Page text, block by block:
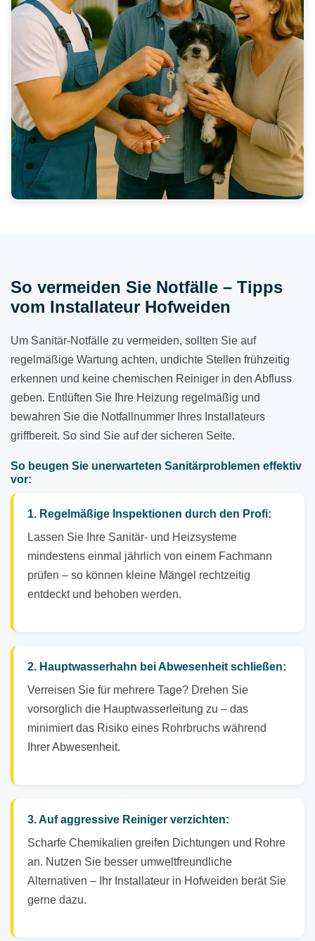
So vermeiden Sie Notfälle – Tipps
vom Installateur Hofweiden
Um Sanitär-Notfälle zu vermeiden, sollten Sie auf
regelmäßige Wartung achten, undichte Stellen frühzeitig
erkennen und keine chemischen Reiniger in den Abfluss
geben. Entlüften Sie Ihre Heizung regelmäßig und
bewahren Sie die Notfallnummer Ihres Installateurs
griffbereit. So sind Sie auf der sicheren Seite.
So beugen Sie unerwarteten Sanitärproblemen effektiv
vor:
1. Regelmäßige Inspektionen durch den Profi:
Lassen Sie Ihre Sanitär- und Heizsysteme
mindestens einmal jährlich von einem Fachmann
prüfen – so können kleine Mängel rechtzeitig
entdeckt und behoben werden.
2. Hauptwasserhahn bei Abwesenheit schließen:
Verreisen Sie für mehrere Tage? Drehen Sie
vorsorglich die Hauptwasserleitung zu – das
minimiert das Risiko eines Rohrbruchs während
Ihrer Abwesenheit.
3. Auf aggressive Reiniger verzichten:
Scharfe Chemikalien greifen Dichtungen und Rohre
an. Nutzen Sie besser umweltfreundliche
Alternativen – Ihr Installateur in Hofweiden berät Sie
gerne dazu.